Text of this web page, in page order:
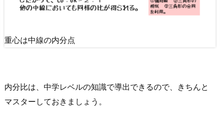
重心は中線の内分点
内分比は、中学レベルの知識で導出できるので、きちんと
マスターしておきましょう。